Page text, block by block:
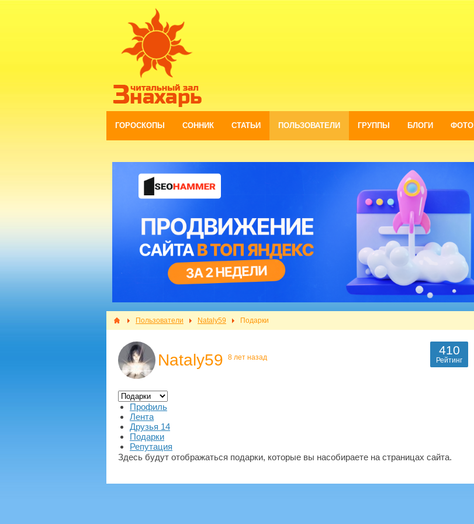
ГОРОСКОПЫ СОННИК СТАТЬИ ПОЛЬЗОВАТЕЛИ ГРУППЫ БЛОГИ ФОТО
Пользователи Nataly59 Подарки
Nataly59 8 лет назад
410
Рейтинг
Профиль
Лента
Друзья 14
Подарки
Репутация
Здесь будут отображаться подарки, которые вы насобираете на страницах сайта.